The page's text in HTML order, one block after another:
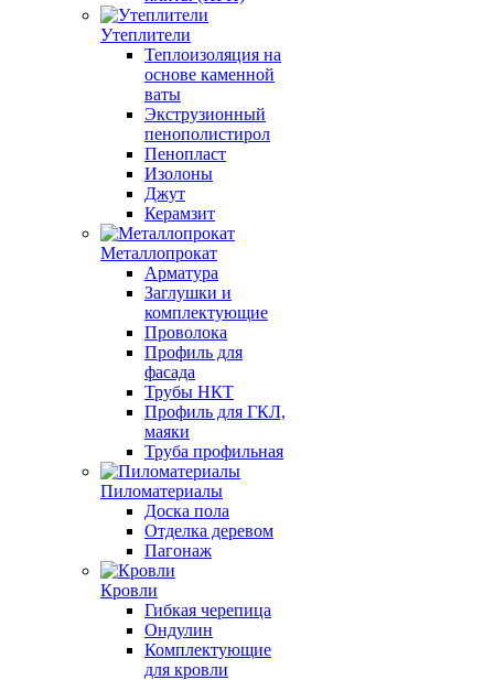
Утеплители
Теплоизоляция на
основе каменной
ваты
Экструзионный
пенополистирол
Пенопласт
Изолоны
Джут
Керамзит
Металлопрокат
Арматура
Заглушки и
комплектующие
Проволока
Профиль для
фасада
Трубы НКТ
Профиль для ГКЛ,
маяки
Труба профильная
Пиломатериалы
Доска пола
Отделка деревом
Пагонаж
Кровли
Гибкая черепица
Ондулин
Комплектующие
для кровли